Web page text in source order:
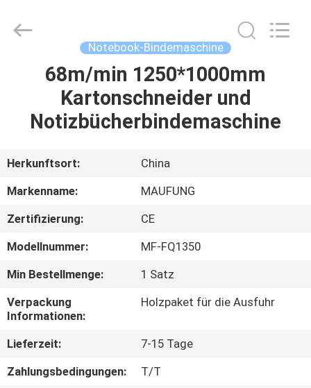
HEIM
PRODUKTE
ÜBER
UNS
WERKSBESICHTIGUNG
QUALITÄTSKONTROLLE
KONTAKT
MIT
UNS
CO.,LTD.
Notebook-Bindemaschine
68m/min 1250*1000mm
Kartonschneider und
Notizbücherbindemaschine
Herkunftsort:
China
Markenname:
MAUFUNG
Zertifizierung:
CE
Modellnummer:
MF-FQ1350
Min Bestellmenge:
1 Satz
Verpackung
Informationen:
Holzpaket für die Ausfuhr
Lieferzeit:
7-15 Tage
Zahlungsbedingungen:
T/T